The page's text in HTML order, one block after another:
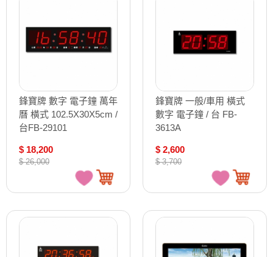
鋒寶牌 數字 電子鐘 萬年
曆 橫式 102.5X30X5cm /
台FB-29101
$ 18,200
$ 26,000
鋒寶牌 一般/車用 橫式
數字 電子鐘 / 台 FB-
3613A
$ 2,600
$ 3,700